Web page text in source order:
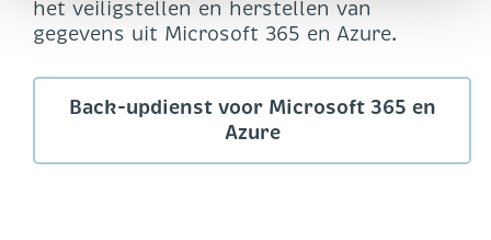
het veiligstellen en herstellen van
gegevens uit Microsoft 365 en Azure.
Back-updienst voor Microsoft 365 en
Azure